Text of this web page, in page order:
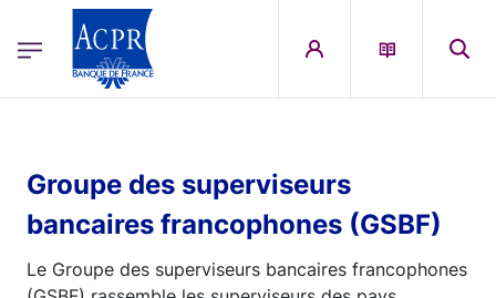
ACPR Menu Principal (English)
Groupe des superviseurs
bancaires francophones (GSBF)
Le Groupe des superviseurs bancaires francophones